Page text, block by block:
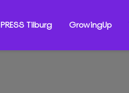
PRESS Tilburg GrowingUp